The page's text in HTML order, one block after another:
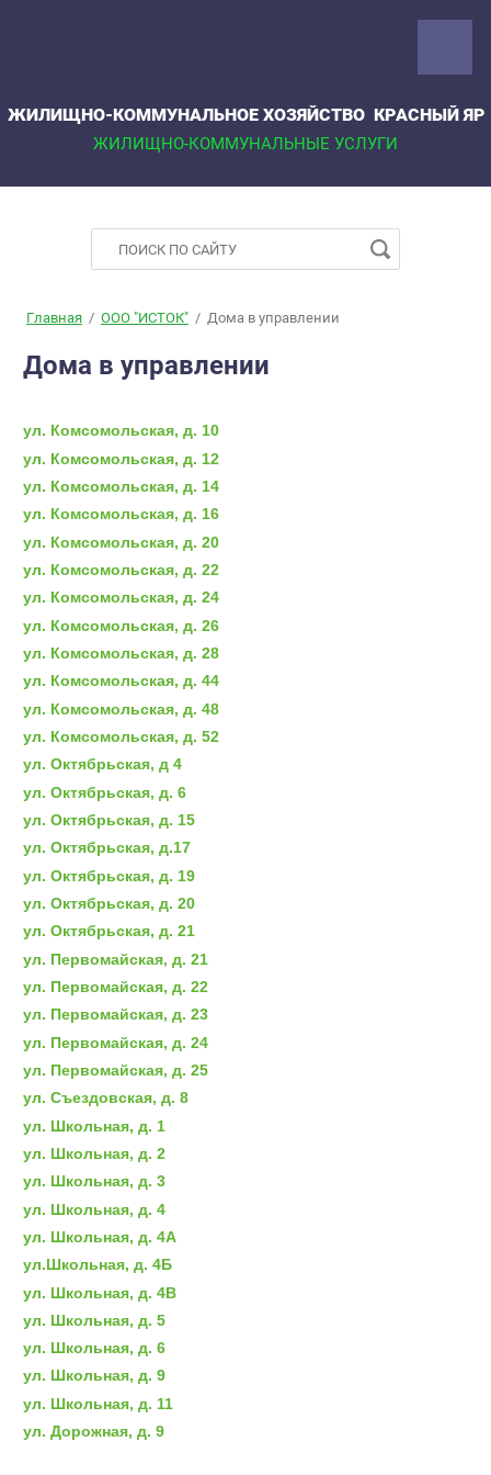
ЖИЛИЩНО-КОММУНАЛЬНОЕ ХОЗЯЙСТВО КРАСНЫЙ ЯР
ЖИЛИЩНО-КОММУНАЛЬНЫЕ УСЛУГИ
Главная / ООО "ИСТОК" / Дома в управлении
Дома в управлении
ул. Комсомольская, д. 10
ул. Комсомольская, д. 12
ул. Комсомольская, д. 14
ул. Комсомольская, д. 16
ул. Комсомольская, д. 20
ул. Комсомольская, д. 22
ул. Комсомольская, д. 24
ул. Комсомольская, д. 26
ул. Комсомольская, д. 28
ул. Комсомольская, д. 44
ул. Комсомольская, д. 48
ул. Комсомольская, д. 52
ул. Октябрьская, д 4
ул. Октябрьская, д. 6
ул. Октябрьская, д. 15
ул. Октябрьская, д.17
ул. Октябрьская, д. 19
ул. Октябрьская, д. 20
ул. Октябрьская, д. 21
ул. Первомайская, д. 21
ул. Первомайская, д. 22
ул. Первомайская, д. 23
ул. Первомайская, д. 24
ул. Первомайская, д. 25
ул. Съездовская, д. 8
ул. Школьная, д. 1
ул. Школьная, д. 2
ул. Школьная, д. 3
ул. Школьная, д. 4
ул. Школьная, д. 4А
ул.Школьная, д. 4Б
ул. Школьная, д. 4В
ул. Школьная, д. 5
ул. Школьная, д. 6
ул. Школьная, д. 9
ул. Школьная, д. 11
ул. Дорожная, д. 9